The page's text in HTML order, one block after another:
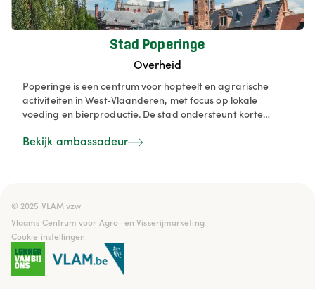
Stad Poperinge
Overheid
Poperinge is een centrum voor hopteelt en agrarische
activiteiten in West‑Vlaanderen, met focus op lokale
voeding en bierproductie. De stad ondersteunt korte
duurzame voeding.
Bekijk ambassadeur
© 2025 VLAM vzw
Vlaams Centrum voor Agro- en Visserijmarketing
Cookie instellingen